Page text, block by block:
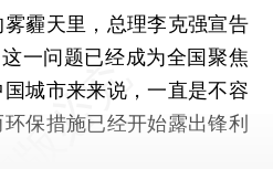
霾天里，总理李克强宣告
一问题已经成为全国聚焦
城市来来说，一直是不容
保措施已经开始露出锋利